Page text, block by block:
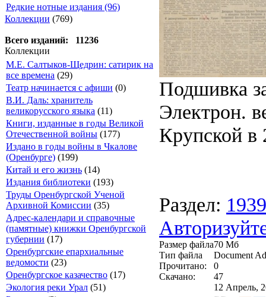
Редкие нотные издания (96)
Коллекции (769)
Всего изданий: 11236
Коллекции
М.Е. Салтыков-Щедрин: сатирик на
все времена (29)
Театр начинается с афиши (0)
В.И. Даль: хранитель
великорусского языка (11)
Книги, изданные в годы Великой
Отечественной войны (177)
Издано в годы войны в Чкалове
(Оренбурге) (199)
Китай и его жизнь (14)
Издания библиотеки (193)
Труды Оренбургской Ученой
Архивной Комиссии (35)
Адрес-календари и справочные
(памятные) книжки Оренбургской
губернии (17)
Оренбургские епархиальные
ведомости (23)
Оренбургское казачество (17)
Экология реки Урал (51)
Подшивка
Электрон.
Крупской в
Раздел: 1939
Размер файла70 Мб
Тип файла
Document
Прочитано:
0
Скачано:
47
12 Апрель,